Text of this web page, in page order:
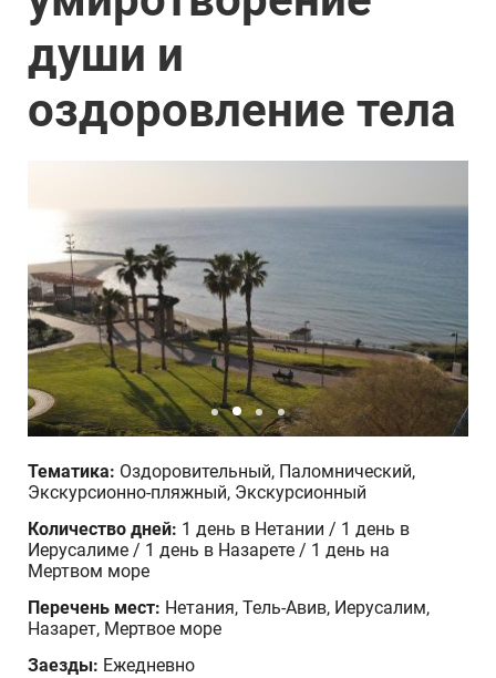
души и
оздоровление тела
Тематика: Оздоровительный, Паломнический,
Экскурсионно-пляжный, Экскурсионный
Количество дней: 1 день в Нетании / 1 день в
Иерусалиме / 1 день в Назарете / 1 день на
Мертвом море
Перечень мест: Нетания, Тель-Авив, Иерусалим,
Назарет, Мертвое море
Заезды: Ежедневно
Количество человек
1
Ваши пожелания